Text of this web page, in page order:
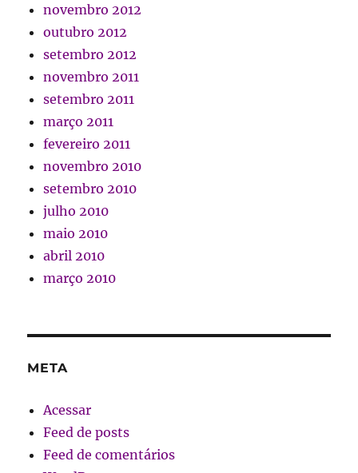
novembro 2012
outubro 2012
setembro 2012
novembro 2011
setembro 2011
março 2011
fevereiro 2011
novembro 2010
setembro 2010
julho 2010
maio 2010
abril 2010
março 2010
META
Acessar
Feed de posts
Feed de comentários